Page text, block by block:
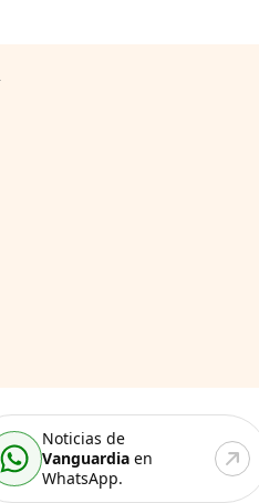
Noticias de
Vanguardia en
WhatsApp.